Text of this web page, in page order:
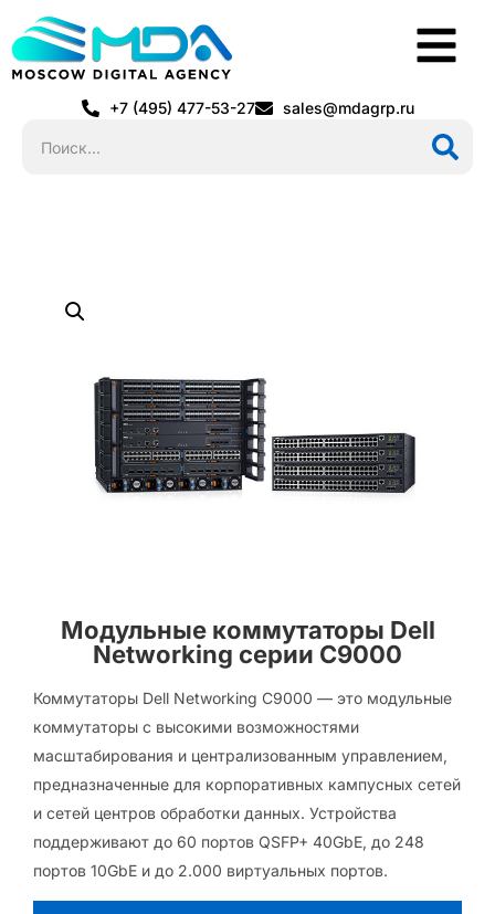
+7 (495) 477-53-27 sales@mdagrp.ru
Модульные коммутаторы Dell
Networking серии C9000
Коммутаторы Dell Networking C9000 — это модульные
коммутаторы с высокими возможностями
масштабирования и централизованным управлением,
предназначенные для корпоративных кампусных сетей
и сетей центров обработки данных. Устройства
поддерживают до 60 портов QSFP+ 40GbE, до 248
портов 10GbE и до 2.000 виртуальных портов.